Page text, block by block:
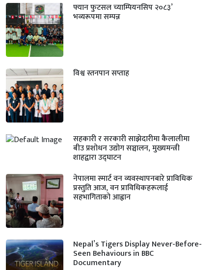
फ्यान फुटसल च्याम्पियनसिप २०८३’
भव्यरूपमा सम्पन्न
विश्व स्तनपान सप्ताह
सहकारी र सरकारी साझेदारीमा कैलालीमा
बीउ प्रशोधन उद्योग सञ्चालन, मुख्यमन्त्री
शाहद्वारा उद्घाटन
नेपालमा स्मार्ट वन व्यवस्थापनबारे प्राविधिक
प्रस्तुति आज, वन प्राविधिकहरूलाई
सहभागिताको आह्वान
Nepal’s Tigers Display Never-Before-
Seen Behaviours in BBC
Documentary